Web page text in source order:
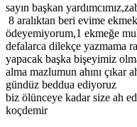
sayın başkan
8 aralıktan beri evime
ödeyemiyorum,1 ekmeğe
defalarca dilekçe yazmama
yapacak başka bişeyimiz
alma mazlumun ahını çıkar
gündüz beddua ediyoruz
biz ölünceye kadar size ah
koçdemir